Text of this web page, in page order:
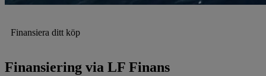
Finansiera ditt köp
Finansiering via LF Finans